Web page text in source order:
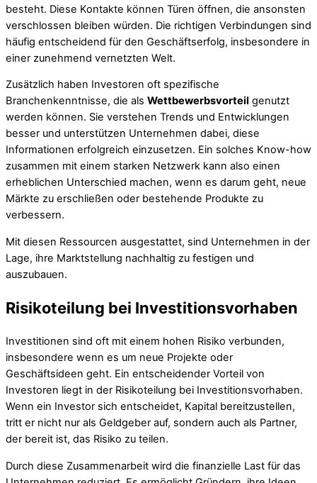
besteht. Diese Kontakte können Türen öffnen, die ansonsten
verschlossen bleiben würden. Die richtigen Verbindungen sind
häufig entscheidend für den Geschäftserfolg, insbesondere in
einer zunehmend vernetzten Welt.
Zusätzlich haben Investoren oft spezifische
Branchenkenntnisse, die als Wettbewerbsvorteil genutzt
werden können. Sie verstehen Trends und Entwicklungen
besser und unterstützen Unternehmen dabei, diese
Informationen erfolgreich einzusetzen. Ein solches Know-how
zusammen mit einem starken Netzwerk kann also einen
erheblichen Unterschied machen, wenn es darum geht, neue
Märkte zu erschließen oder bestehende Produkte zu
verbessern.
Mit diesen Ressourcen ausgestattet, sind Unternehmen in der
Lage, ihre Marktstellung nachhaltig zu festigen und
auszubauen.
Risikoteilung bei Investitionsvorhaben
Investitionen sind oft mit einem hohen Risiko verbunden,
insbesondere wenn es um neue Projekte oder
Geschäftsideen geht. Ein entscheidender Vorteil von
Investoren liegt in der Risikoteilung bei Investitionsvorhaben.
Wenn ein Investor sich entscheidet, Kapital bereitzustellen,
tritt er nicht nur als Geldgeber auf, sondern auch als Partner,
der bereit ist, das Risiko zu teilen.
Durch diese Zusammenarbeit wird die finanzielle Last für das